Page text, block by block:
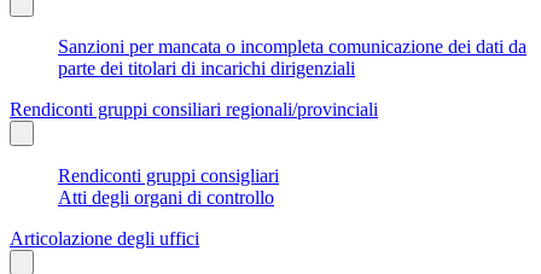
Sanzioni per mancata o incompleta comunicazione dei dati da
parte dei titolari di incarichi dirigenziali
Rendiconti gruppi consiliari regionali/provinciali
Rendiconti gruppi consigliari
Atti degli organi di controllo
Articolazione degli uffici